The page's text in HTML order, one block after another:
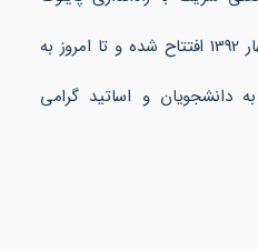
اولیه سامانه پردازش سریع در بهار 1392 افتتاح شده و تا امروز به
و اساتید گرامی